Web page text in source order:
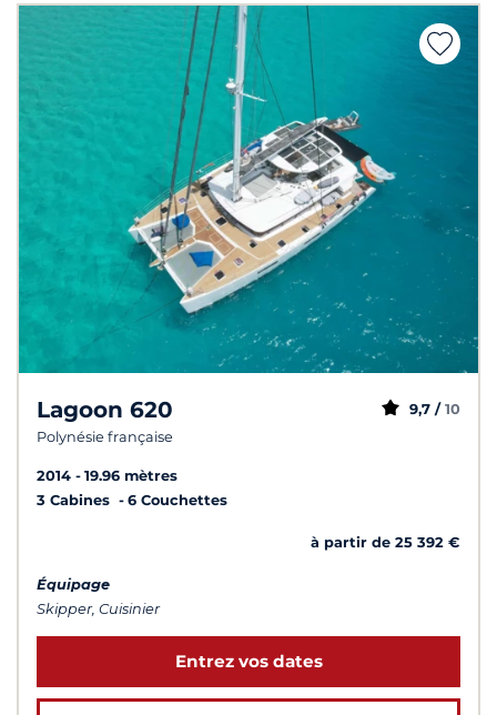
Lagoon 620
Polynésie française
9,7 / 10
2014
19.96 mètres
3 Cabines
6 Couchettes
à partir de 25 392 €
Équipage
Skipper, Cuisinier
Entrez vos dates